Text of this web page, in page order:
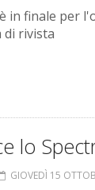
in finale per
rivista
lo
GIOVEDÌ 15